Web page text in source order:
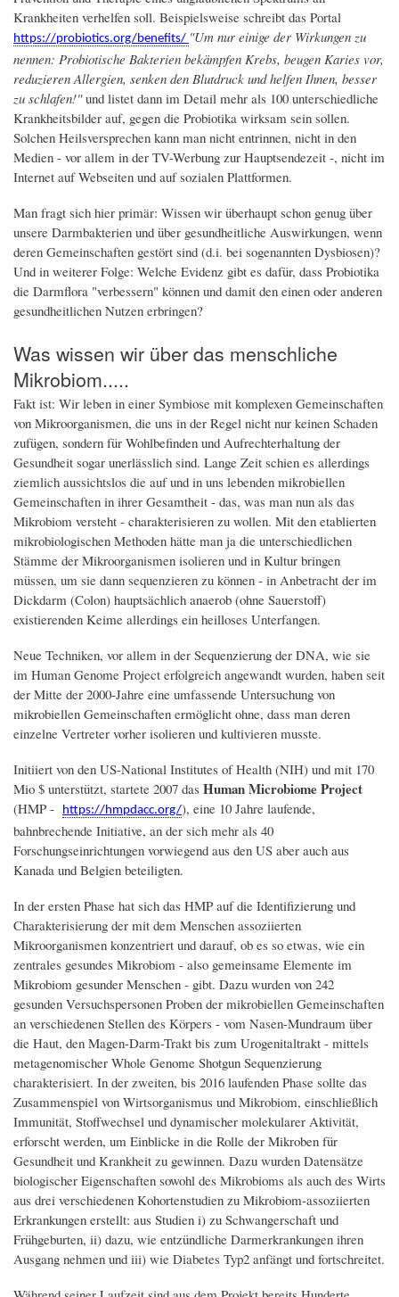
Krankheiten verhelfen soll. Beispielsweise schreibt das Portal
https://probiotics.org/benefits/ "Um nur einige der Wirkungen zu
nennen: Probiotische Bakterien bekämpfen Krebs, beugen Karies vor,
reduzieren Allergien, senken den Blutdruck und helfen Ihnen, besser
zu schlafen!"und listet dann im Detail mehr als 100 unterschiedliche
Krankheitsbilder auf, gegen die Probiotika wirksam sein sollen.
Solchen Heilsversprechen kann man nicht entrinnen, nicht in den
Medien - vor allem in der TV-Werbung zur Hauptsendezeit -, nicht im
Internet auf Webseiten und auf sozialen Plattformen.
Man fragt sich hier primär: Wissen wir überhaupt schon genug über
unsere Darmbakterien und über gesundheitliche Auswirkungen, wenn
deren Gemeinschaften gestört sind (d.i. bei sogenannten Dysbiosen)?
Und in weiterer Folge: Welche Evidenz gibt es dafür, dass Probiotika
die Darmflora "verbessern" können und damit den einen oder anderen
gesundheitlichen Nutzen erbringen?
Was wissen wir über das menschliche
Mikrobiom.....
Fakt ist: Wir leben in einer Symbiose mit komplexen Gemeinschaften
von Mikroorganismen, die uns in der Regel nicht nur keinen Schaden
zufügen, sondern für Wohlbefinden und Aufrechterhaltung der
Gesundheit sogar unerlässlich sind. Lange Zeit schien es allerdings
ziemlich aussichtslos die auf und in uns lebenden mikrobiellen
Gemeinschaften in ihrer Gesamtheit - das, was man nun als das
Mikrobiom versteht - charakterisieren zu wollen. Mit den etablierten
mikrobiologischen Methoden hätte man ja die unterschiedlichen
Stämme der Mikroorganismen isolieren und in Kultur bringen
müssen, um sie dann sequenzieren zu können - in Anbetracht der im
Dickdarm (Colon) hauptsächlich anaerob (ohne Sauerstoff)
existierenden Keime allerdings ein heilloses Unterfangen.
Neue Techniken, vor allem in der Sequenzierung der DNA, wie sie
im Human Genome Project erfolgreich angewandt wurden, haben seit
der Mitte der 2000-Jahre eine umfassende Untersuchung von
mikrobiellen Gemeinschaften ermöglicht ohne, dass man deren
einzelne Vertreter vorher isolieren und kultivieren musste.
Initiiert von den US-National Institutes of Health (NIH) und mit 170
Mio $ unterstützt, startete 2007 das Human Microbiome Project
(HMP - https://hmpdacc.org/), eine 10 Jahre laufende,
bahnbrechende Initiative, an der sich mehr als 40
Forschungseinrichtungen vorwiegend aus den US aber auch aus
Kanada und Belgien beteiligten.
In der ersten Phase hat sich das HMP auf die Identifizierung und
Charakterisierung der mit dem Menschen assoziierten
Mikroorganismen konzentriert und darauf, ob es so etwas, wie ein
zentrales gesundes Mikrobiom - also gemeinsame Elemente im
Mikrobiom gesunder Menschen - gibt. Dazu wurden von 242
gesunden Versuchspersonen Proben der mikrobiellen Gemeinschaften
an verschiedenen Stellen des Körpers - vom Nasen-Mundraum über
die Haut, den Magen-Darm-Trakt bis zum Urogenitaltrakt - mittels
metagenomischer Whole Genome Shotgun Sequenzierung
charakterisiert. In der zweiten, bis 2016 laufenden Phase sollte das
Zusammenspiel von Wirtsorganismus und Mikrobiom, einschließlich
Immunität, Stoffwechsel und dynamischer molekularer Aktivität,
erforscht werden, um Einblicke in die Rolle der Mikroben für
Gesundheit und Krankheit zu gewinnen. Dazu wurden Datensätze
biologischer Eigenschaften sowohl des Mikrobioms als auch des Wirts
aus drei verschiedenen Kohortenstudien zu Mikrobiom-assoziierten
Erkrankungen erstellt: aus Studien i) zu Schwangerschaft und
Frühgeburten, ii) dazu, wie entzündliche Darmerkrankungen ihren
Ausgang nehmen und iii) wie Diabetes Typ2 anfängt und fortschreitet.